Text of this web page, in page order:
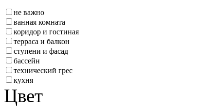
не важно
ванная комната
коридор и гостиная
терраса и балкон
ступени и фасад
бассейн
технический грес
кухня
Цвет